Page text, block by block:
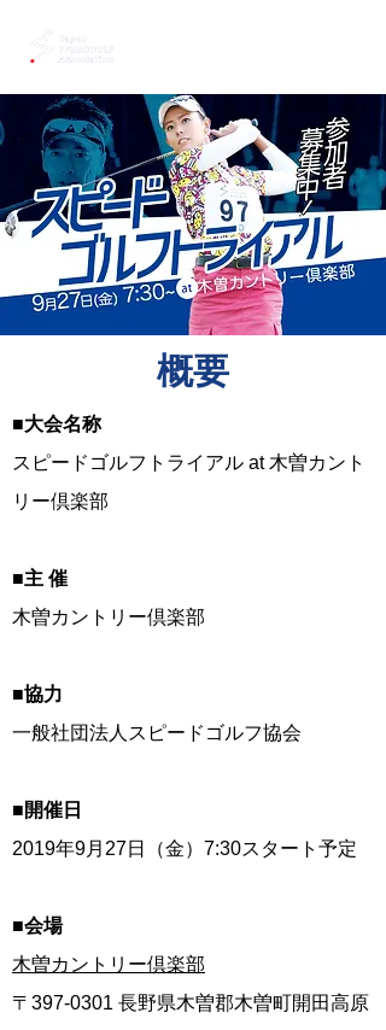
​概要
■大会名称
スピードゴルフトライアル at 木曽カント
リー倶楽部
■主 催
木曽カントリー倶楽部
■協力
一般社団法人スピードゴルフ協会
■開催日
2019年9月27日（金）7:30スタート予定
■会場
木曽カントリー倶楽部
〒397-0301 長野県木曽郡木曽町開田高原